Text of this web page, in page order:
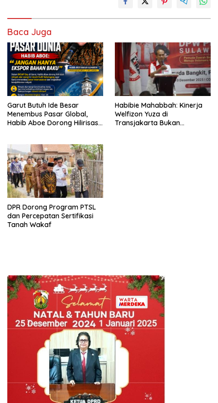
Baca Juga
Garut Butuh Ide Besar
Menembus Pasar Global,
Habib Aboe Dorong Hilirisasi
Habibie Mahabbah: Kinerja
Welfizon Yuza di
Transjakarta Bukan
DPR Dorong Program PTSL
dan Percepatan Sertifikasi
Tanah Wakaf